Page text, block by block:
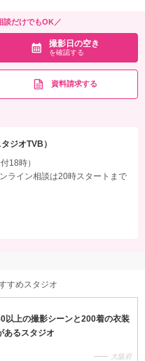
談だけでもOK／
撮影日の空き
を確認する
資料請求する
ジオTVB）
18時）
イン相談は20時スタートまで
すめスタジオ
以上の撮影シーンと200着の衣装
あるスタジオ
大阪府